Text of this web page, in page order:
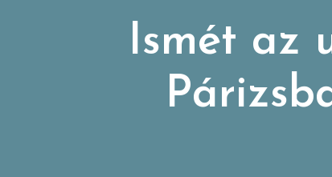
Ismét az